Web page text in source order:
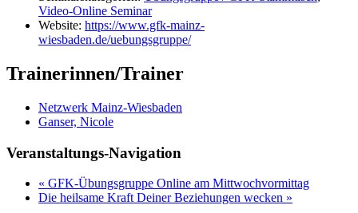
Video-Online Seminar
Website: https://www.gfk-mainz-
wiesbaden.de/uebungsgruppe/
Trainerinnen/Trainer
Netzwerk Mainz-Wiesbaden
Ganser, Nicole
Veranstaltungs-Navigation
« GFK-Übungsgruppe Online am Mittwochvormittag
Die heilsame Kraft Deiner Beziehungen wecken »